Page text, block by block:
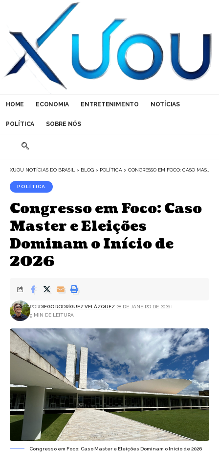
HOME ECONOMIA ENTRETENIMENTO NOTÍCIAS
POLÍTICA SOBRE NÓS
XUOU NOTÍCIAS DO BRASIL > BLOG > POLÍTICA > CONGRESSO EM FOCO: CASO MASTER E ELEIÇÕES DOMINAM O INÍCIO DE 2026
POLÍTICA
Congresso em Foco: Caso
Master e Eleições
Dominam o Início de
2026
PORDIEGO RODRÍGUEZ VELÁZQUEZ 28 DE JANEIRO DE 2026
9 MIN DE LEITURA
Congresso em Foco: Caso Master e Eleições Dominam o Início de 2026